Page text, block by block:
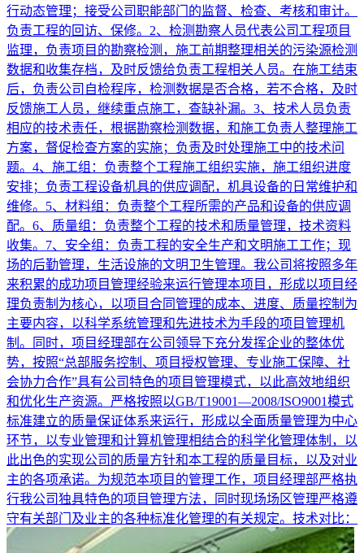
行动态管理；接受公司职能部门的监督、检查、考核和审计。
负责工程的回访、保修。2、检测勘察人员代表公司工程项目
监理，负责项目的勘察检测，施工前期整理相关的污染源检测
数据和收集存档，及时反馈给负责工程相关人员。在施工结束
后，负责公司自检程序，检测数据是否合格，若不合格，及时
反馈施工人员，继续重点施工，查缺补漏。3、技术人员负责
相应的技术责任，根据勘察检测数据，和施工负责人整理施工
方案，督促检查方案的实施；负责及时处理施工中的技术问
题。4、施工组：负责整个工程施工组织实施，施工组织进度
安排；负责工程设备机具的供应调配，机具设备的日常维护和
维修。5、材料组：负责整个工程所需的产品和设备的供应调
配。6、质量组：负责整个工程的技术和质量管理，技术资料
收集。7、安全组：负责工程的安全生产和文明施工工作；现
场的后勤管理，生活设施的文明卫生管理。我公司将按照多年
来积累的成功项目管理经验来运行管理本项目，形成以项目经
理负责制为核心，以项目合同管理的成本、进度、质量控制为
主要内容，以科学系统管理和先进技术为手段的项目管理机
制。同时，项目经理部在公司领导下充分发挥企业的整体优
势，按照“总部服务控制、项目授权管理、专业施工保障、社
会协力合作”具有公司特色的项目管理模式，以此高效地组织
和优化生产资源。严格按照以GB/T19001—2008/ISO9001模式
标准建立的质量保证体系来运行，形成以全面质量管理为中心
环节，以专业管理和计算机管理相结合的科学化管理体制，以
此出色的实现公司的质量方针和本工程的质量目标，以及对业
主的各项承诺。为规范本项目的管理工作，项目经理部严格执
行我公司独具特色的项目管理方法，同时现场场区管理严格遵
守有关部门及业主的各种标准化管理的有关规定。技术对比：